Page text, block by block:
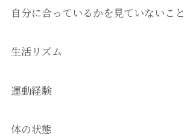
自分に合っているかを見ていないこと
生活リズム
運動経験
体の状態